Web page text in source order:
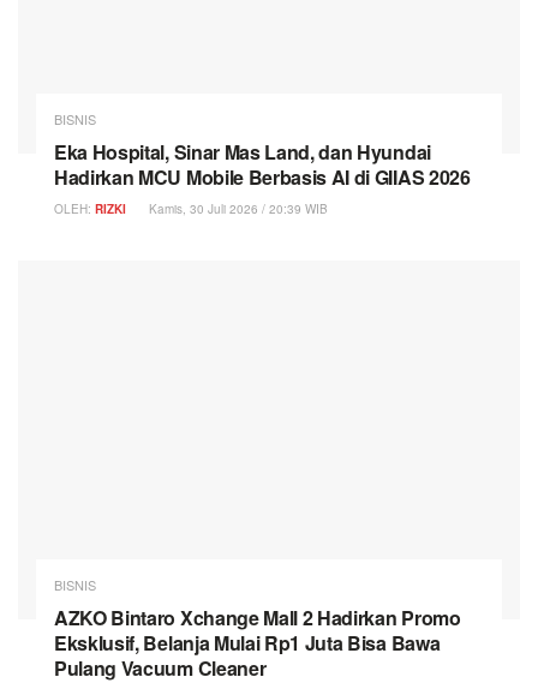
BISNIS
Eka Hospital, Sinar Mas Land, dan Hyundai
Hadirkan MCU Mobile Berbasis AI di GIIAS 2026
OLEH: RIZKI Kamis, 30 Juli 2026 / 20:39 WIB
BISNIS
AZKO Bintaro Xchange Mall 2 Hadirkan Promo
Eksklusif, Belanja Mulai Rp1 Juta Bisa Bawa
Pulang Vacuum Cleaner